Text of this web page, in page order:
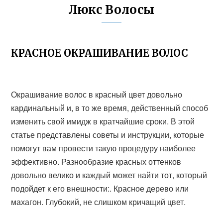
Люкс Волосы
КРАСНОЕ ОКРАШИВАНИЕ ВОЛОС
Окрашивание волос в красный цвет довольно
кардинальный и, в то же время, действенный способ
изменить свой имидж в кратчайшие сроки. В этой
статье представлены советы и инструкции, которые
помогут вам провести такую процедуру наиболее
эффективно. Разнообразие красных оттенков
довольно велико и каждый может найти тот, который
подойдет к его внешности:. Красное дерево или
махагон. Глубокий, не слишком кричащий цвет.